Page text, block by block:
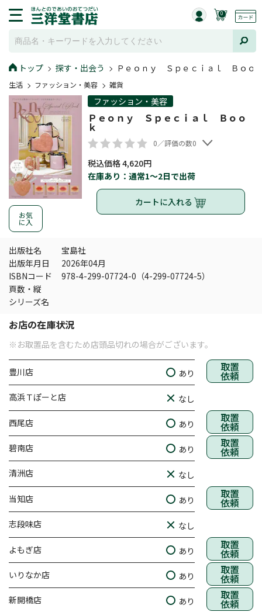
0
トップ 探す・出会う Ｐｅｏｎｙ Ｓｐｅｃｉａｌ Ｂｏｏ
生活 ファッション・美容 雑貨
お気
に入
ファッション・美容
Ｐｅｏｎｙ Ｓｐｅｃｉａｌ Ｂｏｏ
ｋ
0／評価の数0
税込価格 4,620円
在庫あり：通常1～2日で出荷
カートに入れる
出版社名
宝島社
出版年月日
2026年04月
ISBNコード
978-4-299-07724-0（4-299-07724-5）
頁数・縦
シリーズ名
お店の在庫状況
※お取置品を含むため店頭品切れの場合がございます。
豊川店 あり 取置
依頼
高浜Ｔぽーと店 なし
西尾店 あり 取置
依頼
碧南店 あり 取置
依頼
清洲店 なし
当知店 あり 取置
依頼
志段味店 なし
よもぎ店 あり 取置
依頼
いりなか店 あり 取置
依頼
新開橋店 あり 取置
依頼